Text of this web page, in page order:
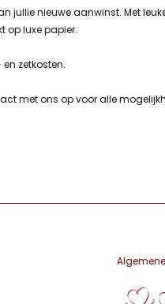
jullie nieuwe aanwinst. Met
op luxe papier.
en zetkosten.
met ons op voor alle